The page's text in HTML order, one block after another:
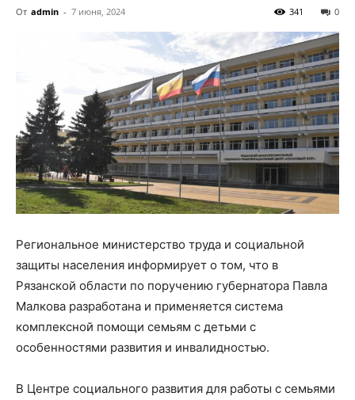
От admin - 7 июня, 2024 0
341
Региональное министерство труда и социальной
защиты населения информирует о том, что в
Рязанской области по поручению губернатора Павла
Малкова разработана и применяется система
комплексной помощи семьям с детьми с
особенностями развития и инвалидностью.
В Центре социального развития для работы с семьями